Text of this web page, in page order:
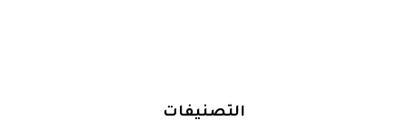
التصنيفات